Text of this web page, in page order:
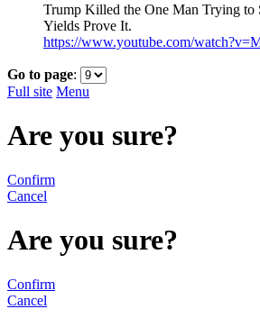
Trump Killed the One Man Trying to
Yields Prove It.
https://www.youtube.com/
Go to page:
Full site Menu
Are you sure?
Confirm
Cancel
Are you sure?
Confirm
Cancel